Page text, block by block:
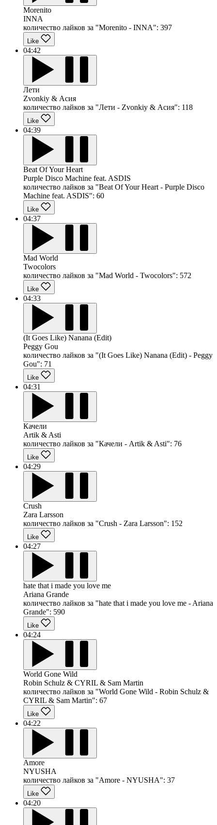
Morenito
INNA
количество лайков за "Morenito - INNA": 397
Like
04:42
Лети
Zvonkiy & Асия
количество лайков за "Лети - Zvonkiy & Асия": 118
Like
04:39
Beat Of Your Heart
Purple Disco Machine feat. ASDIS
количество лайков за "Beat Of Your Heart - Purple Disco
Machine feat. ASDIS": 60
Like
04:37
Mad World
Twocolors
количество лайков за "Mad World - Twocolors": 572
Like
04:33
(It Goes Like) Nanana (Edit)
Peggy Gou
количество лайков за "(It Goes Like) Nanana (Edit) - Peggy
Gou": 71
Like
04:31
Качели
Artik & Asti
количество лайков за "Качели - Artik & Asti": 76
Like
04:29
Crush
Zara Larsson
количество лайков за "Crush - Zara Larsson": 152
Like
04:27
hate that i made you love me
Ariana Grande
количество лайков за "hate that i made you love me - Ariana
Grande": 590
Like
04:24
World Gone Wild
Robin Schulz & CYRIL & Sam Martin
количество лайков за "World Gone Wild - Robin Schulz &
CYRIL & Sam Martin": 67
Like
04:22
Amore
NYUSHA
количество лайков за "Amore - NYUSHA": 37
Like
04:20